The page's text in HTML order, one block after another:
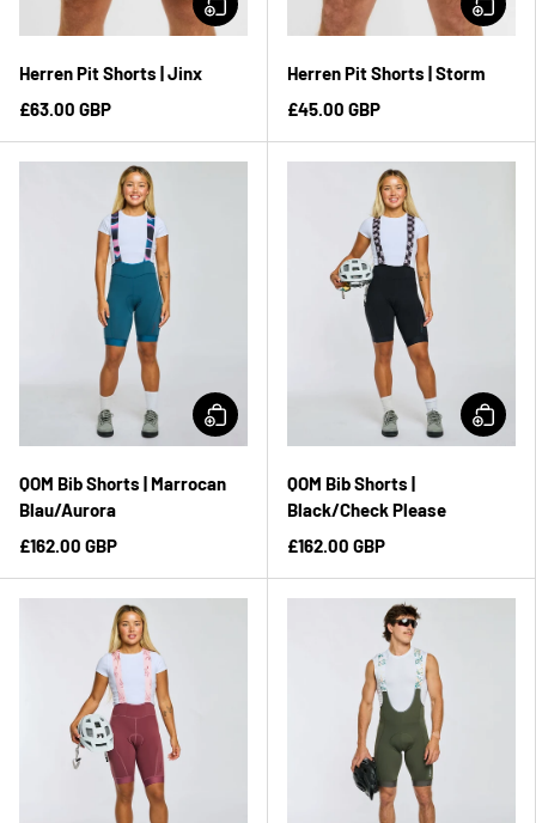
Herren Pit Shorts | Jinx
£63.00 GBP
Herren Pit Shorts | Storm
£45.00 GBP
QOM Bib Shorts | Marrocan
Blau/Aurora
£162.00 GBP
QOM Bib Shorts |
Black/Check Please
£162.00 GBP